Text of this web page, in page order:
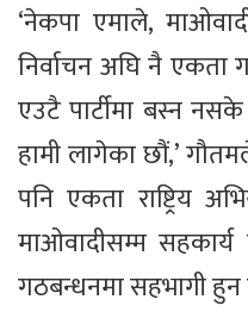
‘नेकपा एमाले,
निर्वाचन अघि नै एकता
एउटै पार्टीमा बस्न
हामी लागेका छौं,’
पनि एकता राष्ट्रिय
माओवादीसम्म
गठबन्धनमा सहभागी हुन